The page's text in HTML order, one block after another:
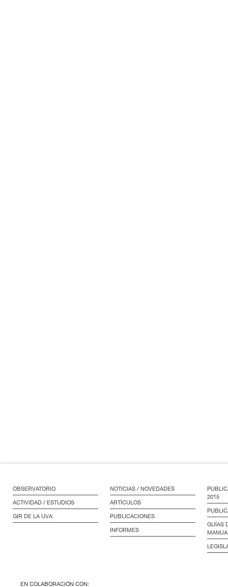
OBSERVATORIO
ACTIVIDAD / ESTUDIOS
GIR DE LA UVA
NOTICIAS / NOVEDADES
ARTÍCULOS
PUBLICACIONES
INFORMES
2015
GUÍAS
EN COLABORACIÓN CON: